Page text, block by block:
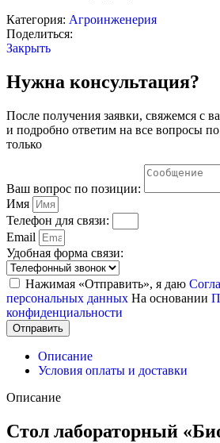
Категория: Агроинженерия
Поделиться:
Закрыть
Нужна консультация?
После получения заявки, свяжемся с
и подробно ответим на все вопросы
только
Ваш вопрос по позиции:
Имя
Телефон для связи:
Email
Удобная форма связи:
Нажимая «Отправить», я даю
персональных данных На основании
конфиденциальности
Отправить
Описание
Условия оплаты и доставки
Описание
Стол лабораторный